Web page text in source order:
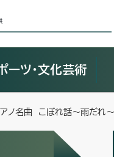
ーツ・文化芸術
ノ名曲 こぼれ話～雨だれ～